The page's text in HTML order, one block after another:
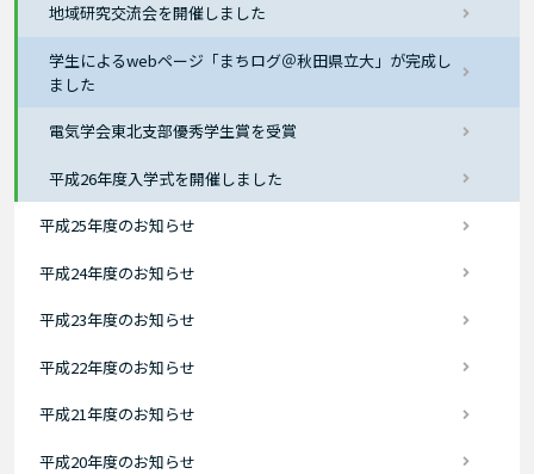
地域研究交流会を開催しました
学生によるwebページ「まちログ＠秋田県立大」が完成し
ました
電気学会東北支部優秀学生賞を受賞
平成26年度入学式を開催しました
平成25年度のお知らせ
平成24年度のお知らせ
平成23年度のお知らせ
平成22年度のお知らせ
平成21年度のお知らせ
平成20年度のお知らせ